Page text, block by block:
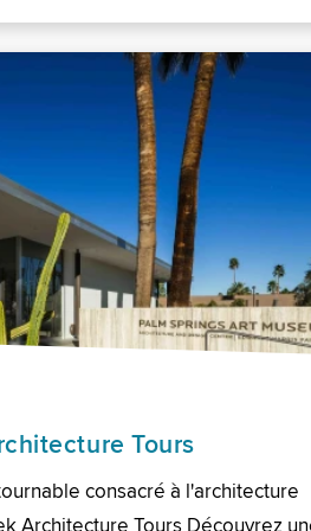
Tours
consacré à l'architecture
Architecture Tours Découvrez